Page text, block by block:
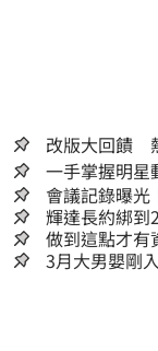
改版大回饋
會議記錄曝光
的記憶好嗎？
輝達長約綁到
22元 目標價
做到這點才有
3月大男嬰剛